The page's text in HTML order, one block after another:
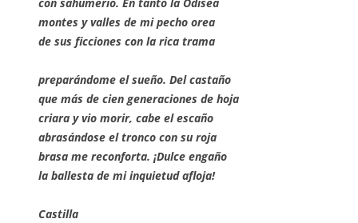
montes y valles de mi pecho orea
de sus ficciones con la rica trama
preparándome el sueño. Del castaño
que más de cien generaciones de hoja
criara y vio morir, cabe el escaño
abrasándose el tronco con su roja
brasa me reconforta. ¡Dulce engaño
la ballesta de mi inquietud afloja!
Castilla